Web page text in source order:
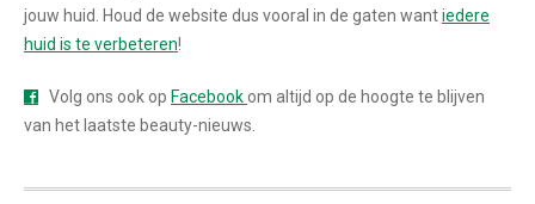
jouw huid. Houd de website dus vooral in de gaten wantiedere
huid is te verbeteren!
Volg ons ook op Facebook om altijd op de hoogte te blijven
van het laatste beauty-nieuws.